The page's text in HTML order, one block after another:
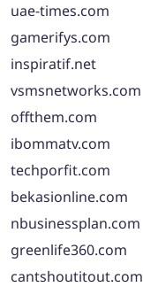
uae-times.com
gamerifys.com
inspiratif.net
vsmsnetworks.com
offthem.com
ibommatv.com
techporfit.com
bekasionline.com
nbusinessplan.com
greenlife360.com
cantshoutitout.com